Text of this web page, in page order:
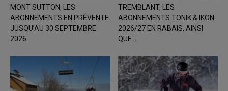
MONT SUTTON, LES
ABONNEMENTS EN PRÉVENTE
JUSQU’AU 30 SEPTEMBRE
2026
TREMBLANT, LES
ABONNEMENTS TONIK & IKON
2026/27 EN RABAIS, AINSI
QUE...